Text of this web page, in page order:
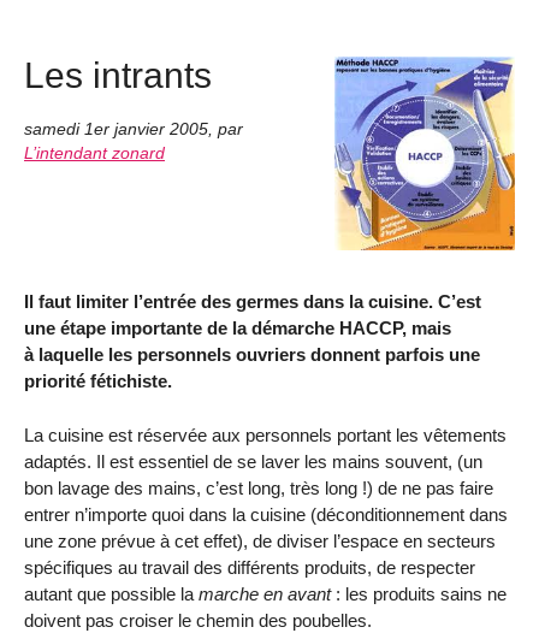
Les intrants
samedi 1er janvier 2005 par
L’intendant zonard
Il faut limiter l’entrée des germes dans la cuisine. C’est
une étape importante de la démarche HACCP, mais
à laquelle les personnels ouvriers donnent parfois une
priorité fétichiste.
La cuisine est réservée aux personnels portant les vêtements
adaptés. Il est essentiel de se laver les mains souvent, (un
bon lavage des mains, c’est long, très long !) de ne pas faire
entrer n’importe quoi dans la cuisine (déconditionnement dans
une zone prévue à cet effet), de diviser l’espace en secteurs
spécifiques au travail des différents produits, de respecter
autant que possible la marche en avant: les produits sains ne
doivent pas croiser le chemin des poubelles.